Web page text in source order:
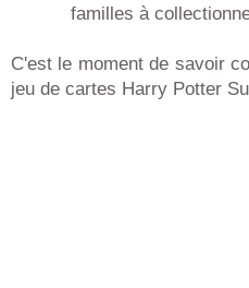
familles à
C'est le moment de savoir
jeu de cartes Harry Potter